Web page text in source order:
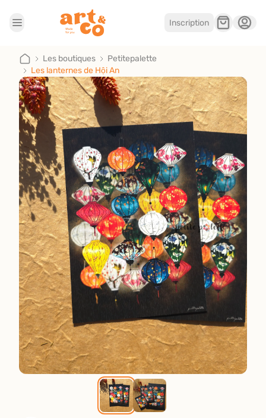
Inscription
Les boutiques
Je suis artisan
Les boutiques
Petitepalette
Les lanternes de Hội An